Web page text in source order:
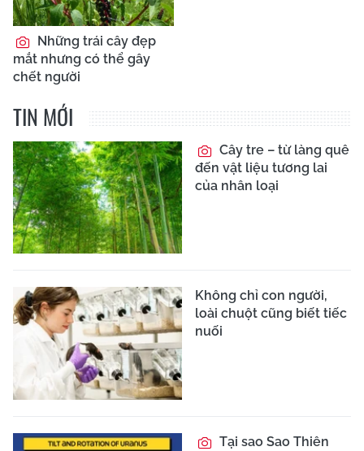
Những trái cây đẹp
mắt nhưng có thể gây
chết người
TIN MỚI
Cây tre – từ làng quê
đến vật liệu tương lai
của nhân loại
Không chỉ con người,
loài chuột cũng biết tiếc
nuối
Tại sao Sao Thiên